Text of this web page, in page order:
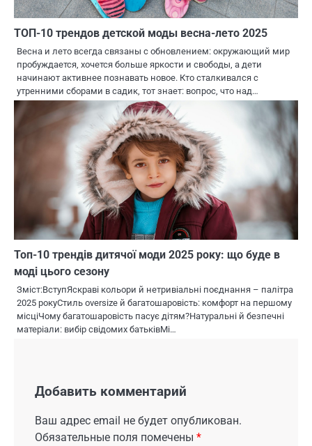
ТОП-10 трендов детской моды весна-лето 2025
Весна и лето всегда связаны с обновлением: окружающий мир
пробуждается, хочется больше яркости и свободы, а дети
начинают активнее познавать новое. Кто сталкивался с
утренними сборами в садик, тот знает: вопрос, что над…
Топ-10 трендів дитячої моди 2025 року: що буде в
моді цього сезону
Зміст:ВступЯскраві кольори й нетривіальні поєднання – палітра
2025 рокуСтиль oversize й багатошаровість: комфорт на першому
місціЧому багатошаровість пасує дітям?Натуральні й безпечні
матеріали: вибір свідомих батьківМі…
Добавить комментарий
Ваш адрес email не будет опубликован.
Обязательные поля помечены *